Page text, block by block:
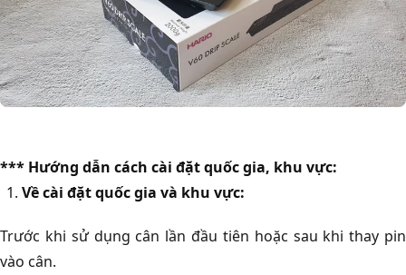
*** Hướng dẫn cách cài đặt quốc gia, khu vực:
Về cài đặt quốc gia và khu vực:
Trước khi sử dụng cân lần đầu tiên hoặc sau khi thay pin
vào cân.